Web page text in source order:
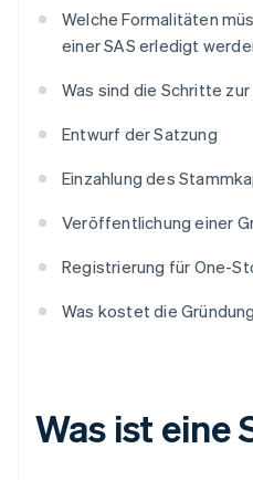
Welche Formalitäten
einer SAS erledigt
Was sind die Schritte
Entwurf der Satzung
Einzahlung des
Veröffentlichung einer
Registrierung für One-
Was kostet die
Was ist eine